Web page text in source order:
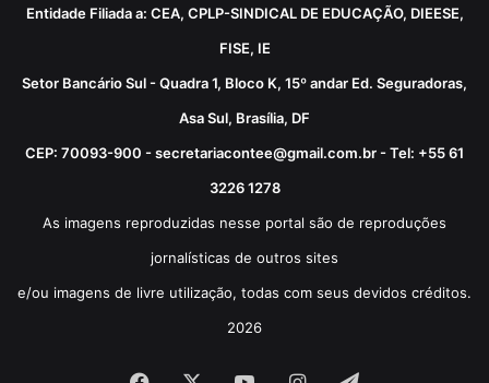
Entidade Filiada a: CEA, CPLP-SINDICAL DE EDUCAÇÃO, DIEESE,
FISE, IE
Setor Bancário Sul - Quadra 1, Bloco K, 15º andar Ed. Seguradoras,
Asa Sul, Brasília, DF
CEP: 70093-900 - secretariacontee@gmail.com.br - Tel: +55 61
3226 1278
As imagens reproduzidas nesse portal são de reproduções
jornalísticas de outros sites
e/ou imagens de livre utilização, todas com seus devidos créditos.
2026